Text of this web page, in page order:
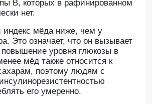
B, которых в рафинированном
нет.
индекс мёда ниже, чем у
Это означает, что он вызывает
уровня глюкозы в
мёд также относится к
поэтому людям с
его умеренно.